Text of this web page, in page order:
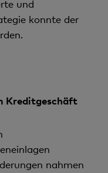
und
konnte der
Kreditgeschäft
nahmen